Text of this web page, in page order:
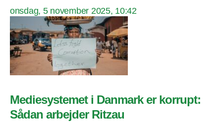
onsdag, 5 november 2025, 10:42
Mediesystemet i Danmark er korrupt:
Sådan arbejder Ritzau